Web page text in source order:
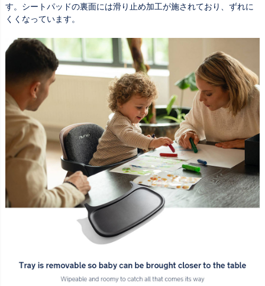
す。シートパッドの裏面には滑り止め加工が施されており、ずれに
くくなっています。